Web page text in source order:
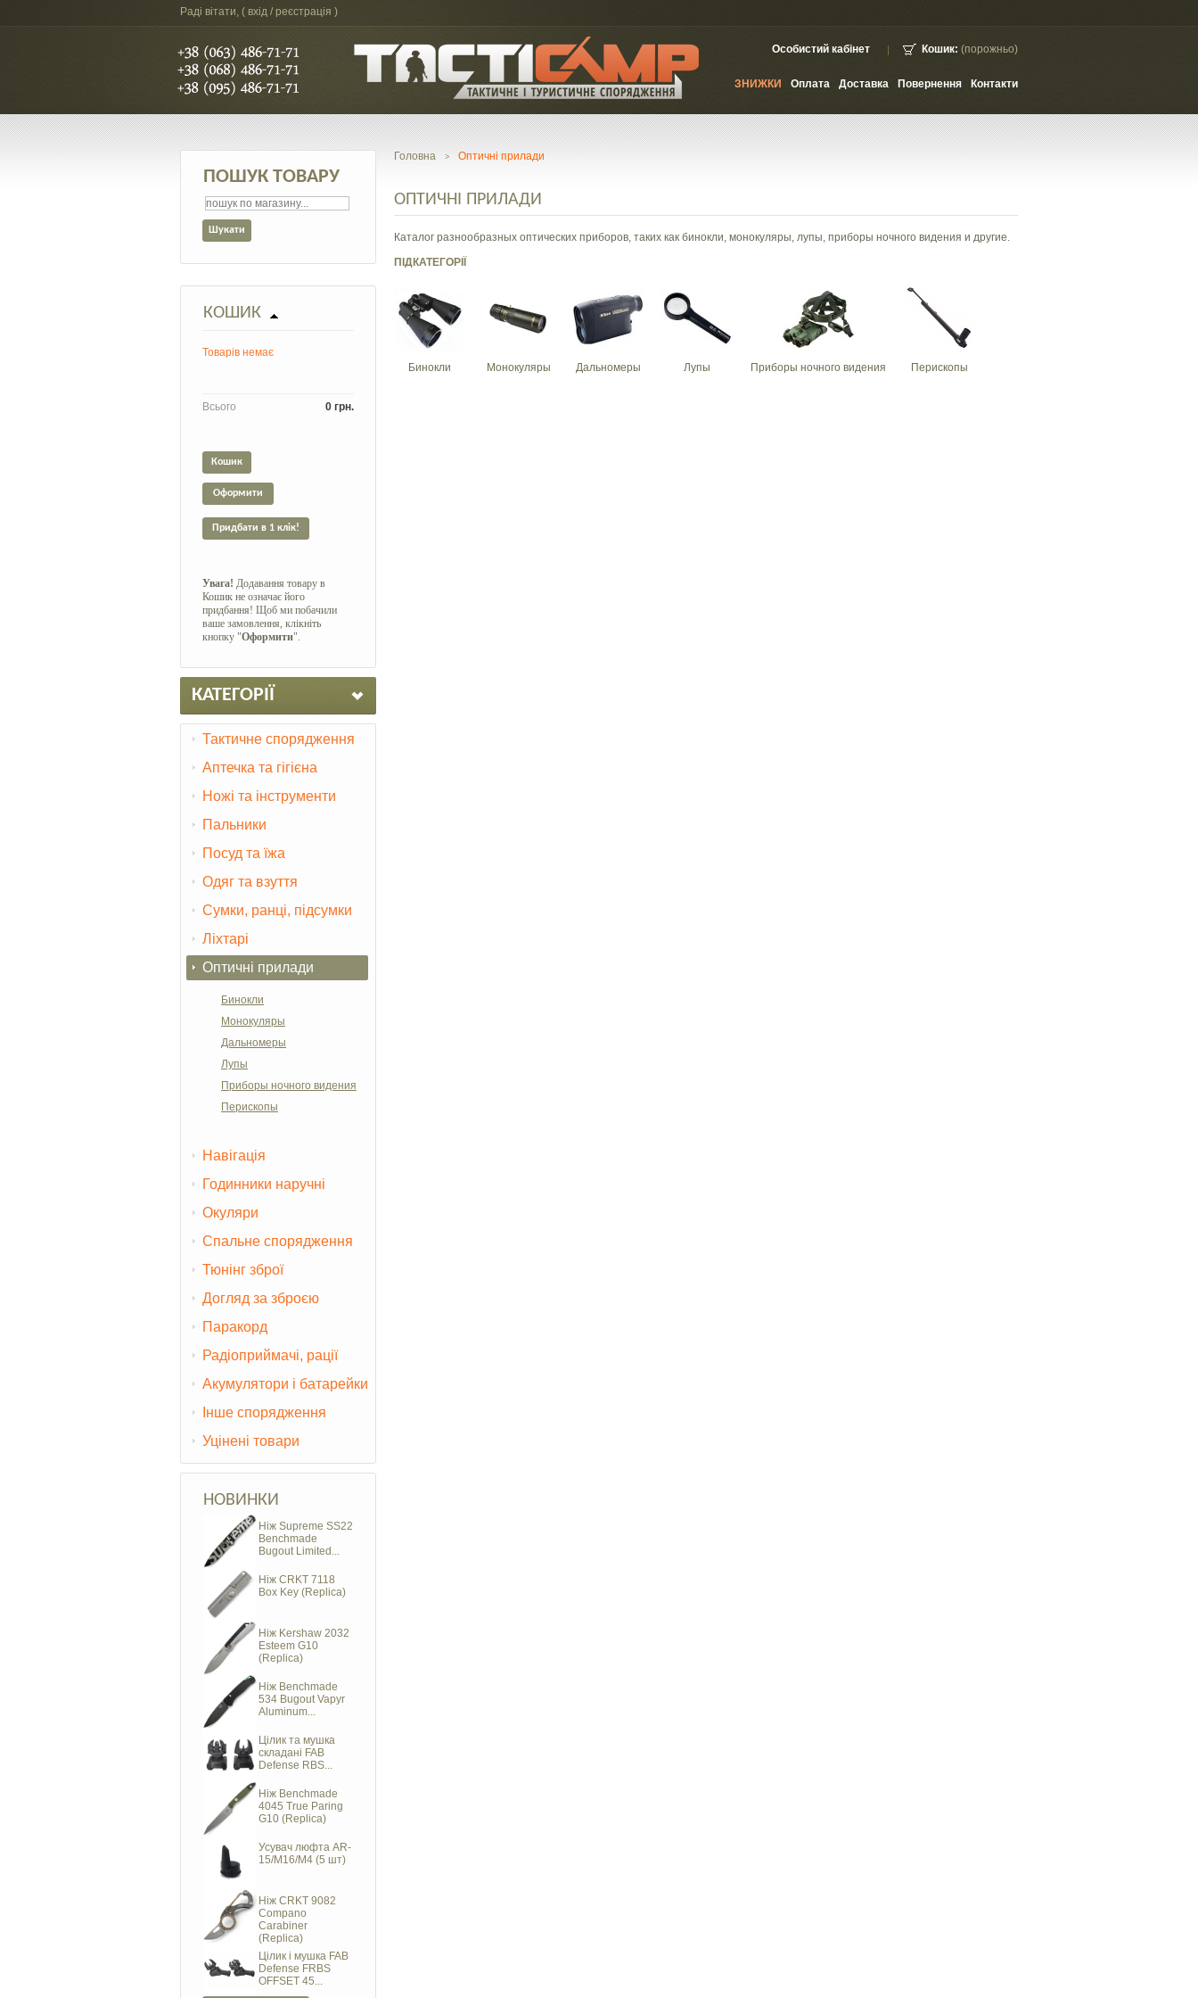
Раді вітати, ( вхід / реєстрація )
Кошик: (порожньо)
Особистий кабінет
Контакти
Повернення
Доставка
Оплата
ЗНИЖКИ
ПОШУК ТОВАРУ
КОШИК
Товарів немає
Всього 0 грн.
Кошик
Оформити
Придбати в 1 клік!
Увага! Додавання товару в
Кошик не означає його
придбання! Щоб ми побачили
ваше замовлення, клікніть
кнопку "Оформити".
КАТЕГОРІЇ
Тактичне спорядження
Аптечка та гігієна
Ножі та інструменти
Пальники
Посуд та їжа
Одяг та взуття
Сумки, ранці, підсумки
Ліхтарі
Оптичні прилади
Бинокли
Монокуляры
Дальномеры
Лупы
Приборы ночного видения
Перископы
Навігація
Годинники наручні
Окуляри
Спальне спорядження
Тюнінг зброї
Догляд за зброєю
Паракорд
Радіоприймачі, рації
Акумулятори і батарейки
Інше спорядження
Уцінені товари
НОВИНКИ
Ніж Supreme SS22
Benchmade
Bugout Limited...
Ніж CRKT 7118
Box Key (Replica)
Ніж Kershaw 2032
Esteem G10
(Replica)
Ніж Benchmade
534 Bugout Vapyr
Aluminum...
Цілик та мушка
складані FAB
Defense RBS...
Ніж Benchmade
4045 True Paring
G10 (Replica)
Усувач люфта AR-
15/M16/M4 (5 шт)
Ніж CRKT 9082
Compano
Carabiner
(Replica)
Цілик і мушка FAB
Defense FRBS
OFFSET 45...
Головна > Оптичні прилади
ОПТИЧНІ ПРИЛАДИ
Каталог разнообразных оптических приборов, таких как бинокли, монокуляры, лупы, приборы ночного видения и другие.
ПІДКАТЕГОРІЇ
Бинокли Монокуляры Дальномеры Лупы Приборы ночного видения Перископы